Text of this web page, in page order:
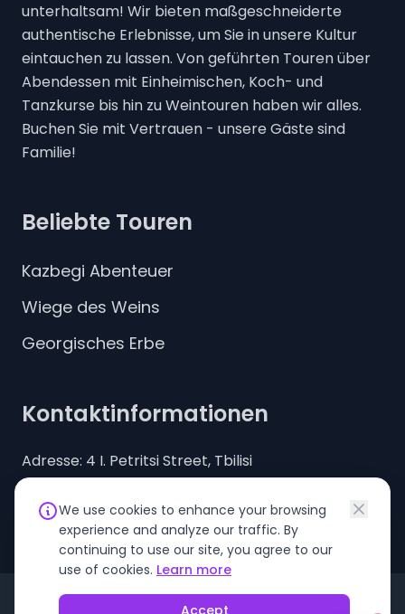
We use cookies to enhance your browsing
experience and analyze our traffic. By
continuing to use our site, you agree to our
use of cookies. Learn more
Accept
unterhaltsam! Wir bieten maßgeschneiderte
authentische Erlebnisse, um Sie in unsere Kultur
eintauchen zu lassen. Von geführten Touren über
Abendessen mit Einheimischen, Koch- und
Tanzkurse bis hin zu Weintouren haben wir alles.
Buchen Sie mit Vertrauen - unsere Gäste sind
Familie!
Beliebte Touren
Kazbegi Abenteuer
Wiege des Weins
Georgisches Erbe
Kontaktinformationen
Adresse: 4 I. Petritsi Street, Tbilisi
E-Mail:contact@kartvelitours.com
© 2026 Kartveli Tours. Alle Rechte vorbehalten.